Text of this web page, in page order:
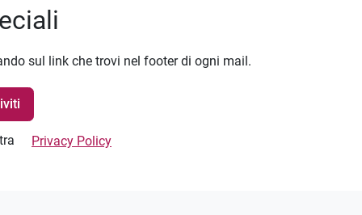
sul link che trovi nel footer di ogni mail.
Privacy Policy